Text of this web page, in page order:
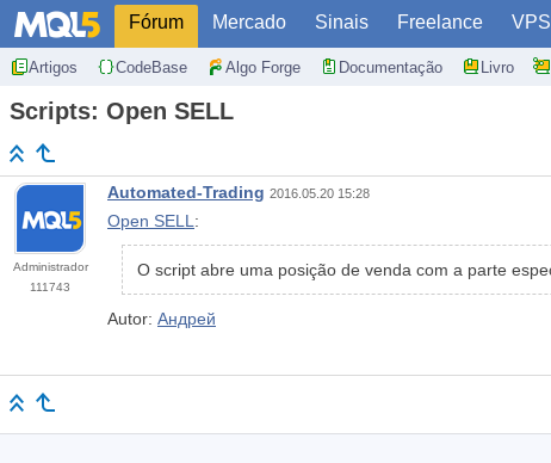
Fórum Mercado Sinais Freelance VPS
Artigos CodeBase Algo Forge Documentação Livro
Scripts: Open SELL
Administrador
111743
Automated-Trading 2016.05.20 15:28
Open SELL:
O script abre uma posição de venda com a parte
Autor: Андрей